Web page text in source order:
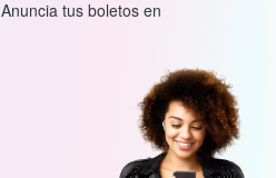
Anuncia tus boletos en